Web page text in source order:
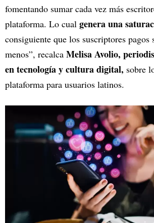
fomentando sumar cada vez más
plataforma. Lo cual genera una
consiguiente que los suscriptores pagos
menos”, recalca Melisa Avolio,
en tecnología y cultura digital, sobre
plataforma para usuarios latinos.